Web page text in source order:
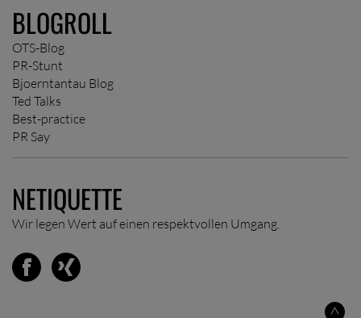
BLOGROLL
OTS-Blog
PR-Stunt
Bjoerntantau Blog
Ted Talks
Best-practice
PR Say
NETIQUETTE
Wir legen Wert auf einen respektvollen Umgang.